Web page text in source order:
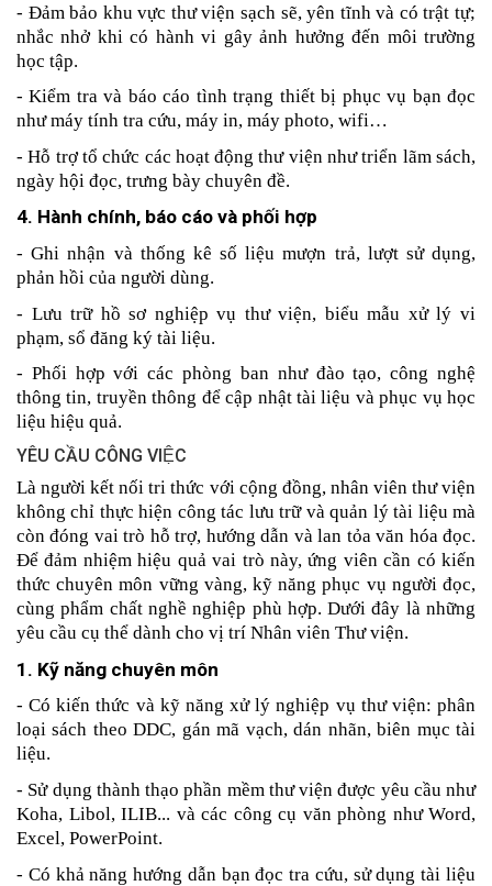
- Đảm bảo khu vực thư viện sạch sẽ, yên tĩnh và có trật tự;
nhắc nhở khi có hành vi gây ảnh hưởng đến môi trường
học tập.
- Kiểm tra và báo cáo tình trạng thiết bị phục vụ bạn đọc
như máy tính tra cứu, máy in, máy photo, wifi…
- Hỗ trợ tổ chức các hoạt động thư viện như triển lãm sách,
ngày hội đọc, trưng bày chuyên đề.
4. Hành chính, báo cáo và phối hợp
- Ghi nhận và thống kê số liệu mượn trả, lượt sử dụng,
phản hồi của người dùng.
- Lưu trữ hồ sơ nghiệp vụ thư viện, biểu mẫu xử lý vi
phạm, sổ đăng ký tài liệu.
- Phối hợp với các phòng ban như đào tạo, công nghệ
thông tin, truyền thông để cập nhật tài liệu và phục vụ học
liệu hiệu quả.
YÊU CẦU CÔNG VIỆC
Là người kết nối tri thức với cộng đồng, nhân viên thư viện
không chỉ thực hiện công tác lưu trữ và quản lý tài liệu mà
còn đóng vai trò hỗ trợ, hướng dẫn và lan tỏa văn hóa đọc.
Để đảm nhiệm hiệu quả vai trò này, ứng viên cần có kiến
thức chuyên môn vững vàng, kỹ năng phục vụ người đọc,
cùng phẩm chất nghề nghiệp phù hợp. Dưới đây là những
yêu cầu cụ thể dành cho vị trí Nhân viên Thư viện.
1. Kỹ năng chuyên môn
- Có kiến thức và kỹ năng xử lý nghiệp vụ thư viện: phân
loại sách theo DDC, gán mã vạch, dán nhãn, biên mục tài
liệu.
- Sử dụng thành thạo phần mềm thư viện được yêu cầu như
Koha, Libol, ILIB... và các công cụ văn phòng như Word,
Excel, PowerPoint.
- Có khả năng hướng dẫn bạn đọc tra cứu, sử dụng tài liệu